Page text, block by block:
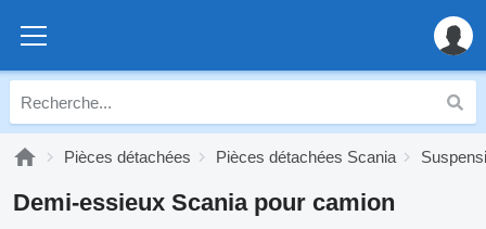
Pièces détachées Pièces détachées Scania
Demi-essieux Scania pour camion